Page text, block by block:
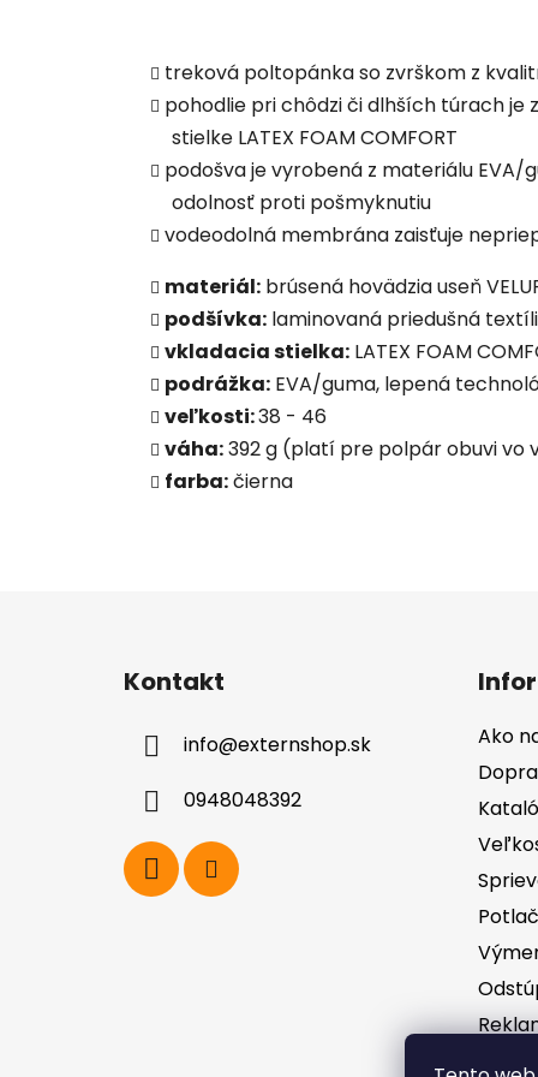
treková poltopánka so zvrškom z
pohodlie pri chôdzi či dlhších túrach je
stielke LATEX FOAM COMFORT
podošva je vyrobená z materiálu
odolnosť proti pošmyknutiu
vodeodolná membrána zaisťuje
materiál: brúsená hovädzia useň
podšívka: laminovaná priedušná
vkladacia stielka: LATEX FOAM
podrážka: EVA/guma, lepená
veľkosti:38 - 46
váha:392 g (platí pre polpár obuvi vo
farba:čierna
Kontakt
info@externshop.sk
0948048392
Ako